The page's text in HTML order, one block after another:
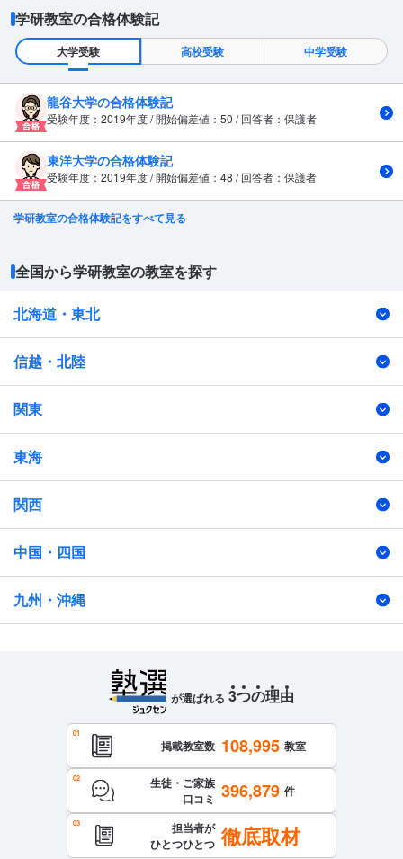
学研教室の合格体験記
大学受験 高校受験 中学受験
龍谷大学の合格体験記
受験年度：2019年度 / 開始偏差値：50 / 回答者：保護者
東洋大学の合格体験記
受験年度：2019年度 / 開始偏差値：48 / 回答者：保護者
学研教室の合格体験記をすべて見る
全国から学研教室の教室を探す
北海道・東北
信越・北陸
関東
東海
関西
中国・四国
九州・沖縄
が選ばれる 3つの理由
掲載教室数 108,995 教室
生徒・ご家族
口コミ 396,879 件
担当者が
ひとつひとつ 徹底取材